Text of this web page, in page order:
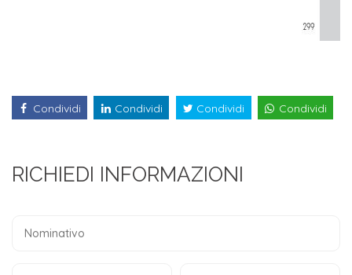
Condividi Condividi Condividi Condividi
RICHIEDI INFORMAZIONI